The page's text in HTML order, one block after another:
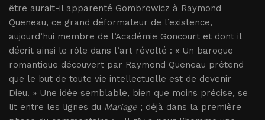
être aurait-il apparenté Gombrowicz à Raymond
Queneau, ce grand déformateur de l’existence,
aujourd’hui membre de l’Académie Goncourt et dont il
décrit ainsi le rôle dans l’art révolté : « Un baroque
romantique découvert par Raymond Queneau prétend
que le but de toute vie intellectuelle est de devenir
Dieu. » Une idée semblable, bien que moins précise, se
lit entre les lignes du Mariage ; déjà dans la première